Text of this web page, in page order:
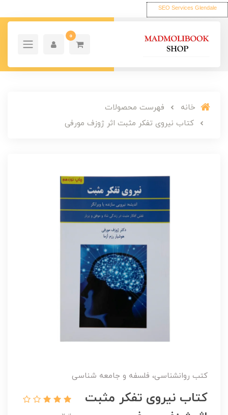
SEO Services Glendale
0
خانه
فهرست محصولات
کتاب نیروی تفکر مثبت اثر ژوزف مورفی
کتب روانشناسی، فلسفه و جامعه شناسی
کتاب نیروی تفکر مثبت